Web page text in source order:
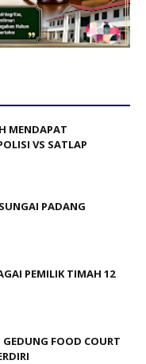
MENDAPAT
VS SATLAP
PADANG
PEMILIK TIMAH 12
FOOD COURT